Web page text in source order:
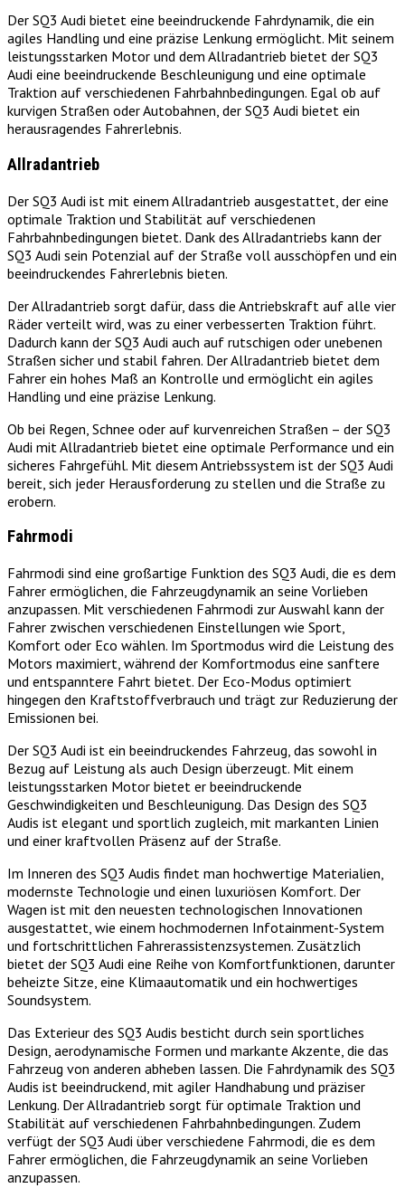
Der SQ3 Audi bietet eine beeindruckende Fahrdynamik, die ein
agiles Handling und eine präzise Lenkung ermöglicht. Mit seinem
leistungsstarken Motor und dem Allradantrieb bietet der SQ3
Audi eine beeindruckende Beschleunigung und eine optimale
Traktion auf verschiedenen Fahrbahnbedingungen. Egal ob auf
kurvigen Straßen oder Autobahnen, der SQ3 Audi bietet ein
herausragendes Fahrerlebnis.
Allradantrieb
Der SQ3 Audi ist mit einem Allradantrieb ausgestattet, der eine
optimale Traktion und Stabilität auf verschiedenen
Fahrbahnbedingungen bietet. Dank des Allradantriebs kann der
SQ3 Audi sein Potenzial auf der Straße voll ausschöpfen und ein
beeindruckendes Fahrerlebnis bieten.
Der Allradantrieb sorgt dafür, dass die Antriebskraft auf alle vier
Räder verteilt wird, was zu einer verbesserten Traktion führt.
Dadurch kann der SQ3 Audi auch auf rutschigen oder unebenen
Straßen sicher und stabil fahren. Der Allradantrieb bietet dem
Fahrer ein hohes Maß an Kontrolle und ermöglicht ein agiles
Handling und eine präzise Lenkung.
Ob bei Regen, Schnee oder auf kurvenreichen Straßen – der SQ3
Audi mit Allradantrieb bietet eine optimale Performance und ein
sicheres Fahrgefühl. Mit diesem Antriebssystem ist der SQ3 Audi
bereit, sich jeder Herausforderung zu stellen und die Straße zu
erobern.
Fahrmodi
Fahrmodi sind eine großartige Funktion des SQ3 Audi, die es dem
Fahrer ermöglichen, die Fahrzeugdynamik an seine Vorlieben
anzupassen. Mit verschiedenen Fahrmodi zur Auswahl kann der
Fahrer zwischen verschiedenen Einstellungen wie Sport,
Komfort oder Eco wählen. Im Sportmodus wird die Leistung des
Motors maximiert, während der Komfortmodus eine sanftere
und entspanntere Fahrt bietet. Der Eco-Modus optimiert
hingegen den Kraftstoffverbrauch und trägt zur Reduzierung der
Emissionen bei.
Der SQ3 Audi ist ein beeindruckendes Fahrzeug, das sowohl in
Bezug auf Leistung als auch Design überzeugt. Mit einem
leistungsstarken Motor bietet er beeindruckende
Geschwindigkeiten und Beschleunigung. Das Design des SQ3
Audis ist elegant und sportlich zugleich, mit markanten Linien
und einer kraftvollen Präsenz auf der Straße.
Im Inneren des SQ3 Audis findet man hochwertige Materialien,
modernste Technologie und einen luxuriösen Komfort. Der
Wagen ist mit den neuesten technologischen Innovationen
ausgestattet, wie einem hochmodernen Infotainment-System
und fortschrittlichen Fahrerassistenzsystemen. Zusätzlich
bietet der SQ3 Audi eine Reihe von Komfortfunktionen, darunter
beheizte Sitze, eine Klimaautomatik und ein hochwertiges
Soundsystem.
Das Exterieur des SQ3 Audis besticht durch sein sportliches
Design, aerodynamische Formen und markante Akzente, die das
Fahrzeug von anderen abheben lassen. Die Fahrdynamik des SQ3
Audis ist beeindruckend, mit agiler Handhabung und präziser
Lenkung. Der Allradantrieb sorgt für optimale Traktion und
Stabilität auf verschiedenen Fahrbahnbedingungen. Zudem
verfügt der SQ3 Audi über verschiedene Fahrmodi, die es dem
Fahrer ermöglichen, die Fahrzeugdynamik an seine Vorlieben
anzupassen.